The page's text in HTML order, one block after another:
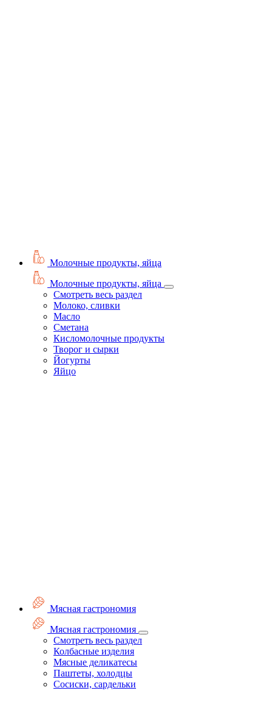
Молочные продукты, яйца
Молочные продукты, яйца
Смотреть весь раздел
Молоко, сливки
Масло
Сметана
Кисломолочные продукты
Творог и сырки
Йогурты
Яйцо
Мясная гастрономия
Мясная гастрономия
Смотреть весь раздел
Колбасные изделия
Мясные деликатесы
Паштеты, холодцы
Сосиски, сардельки